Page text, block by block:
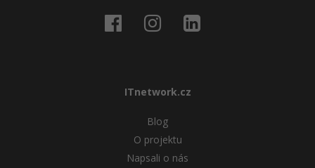
ITnetwork.cz
Blog
O projektu
Napsali o nás